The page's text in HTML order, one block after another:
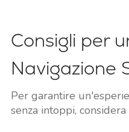
Consigli per
Navigazione
Per garantire
senza intoppi,